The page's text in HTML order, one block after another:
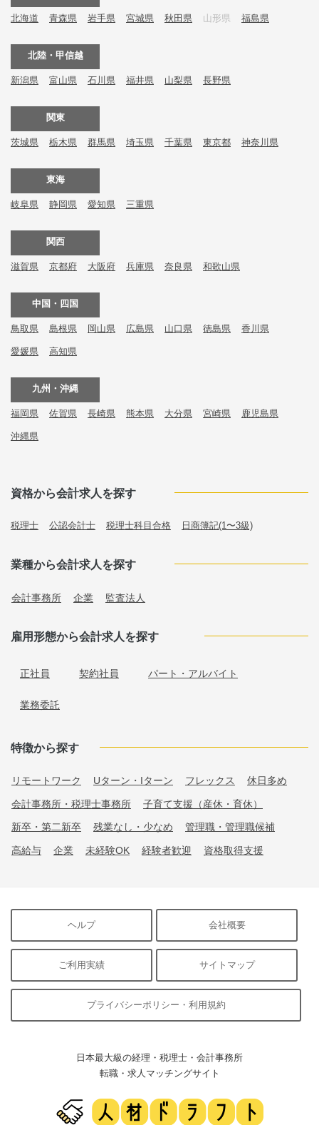
北海道 青森県 岩手県 宮城県 秋田県 山形県 福島県
北陸・甲信越
新潟県 富山県 石川県 福井県 山梨県 長野県
関東
茨城県 栃木県 群馬県 埼玉県 千葉県 東京都 神奈川県
東海
岐阜県 静岡県 愛知県 三重県
関西
滋賀県 京都府 大阪府 兵庫県 奈良県 和歌山県
中国・四国
鳥取県 島根県 岡山県 広島県 山口県 徳島県 香川県
愛媛県 高知県
九州・沖縄
福岡県 佐賀県 長崎県 熊本県 大分県 宮崎県 鹿児島県
沖縄県
資格から会計求人を探す
税理士 公認会計士 税理士科目合格 日商簿記(1〜3級)
業種から会計求人を探す
会計事務所 企業 監査法人
雇用形態から会計求人を探す
正社員 契約社員 パート・アルバイト
業務委託
特徴から探す
リモートワーク Uターン・Iターン フレックス 休日多め
会計事務所・税理士事務所 子育て支援（産休・育休）
新卒・第二新卒 残業なし・少なめ 管理職・管理職候補
高給与 企業 未経験OK 経験者歓迎 資格取得支援
ヘルプ 会社概要
ご利用実績 サイトマップ
プライバシーポリシー・利用規約
日本最大級の経理・税理士・会計事務所
転職・求人マッチングサイト